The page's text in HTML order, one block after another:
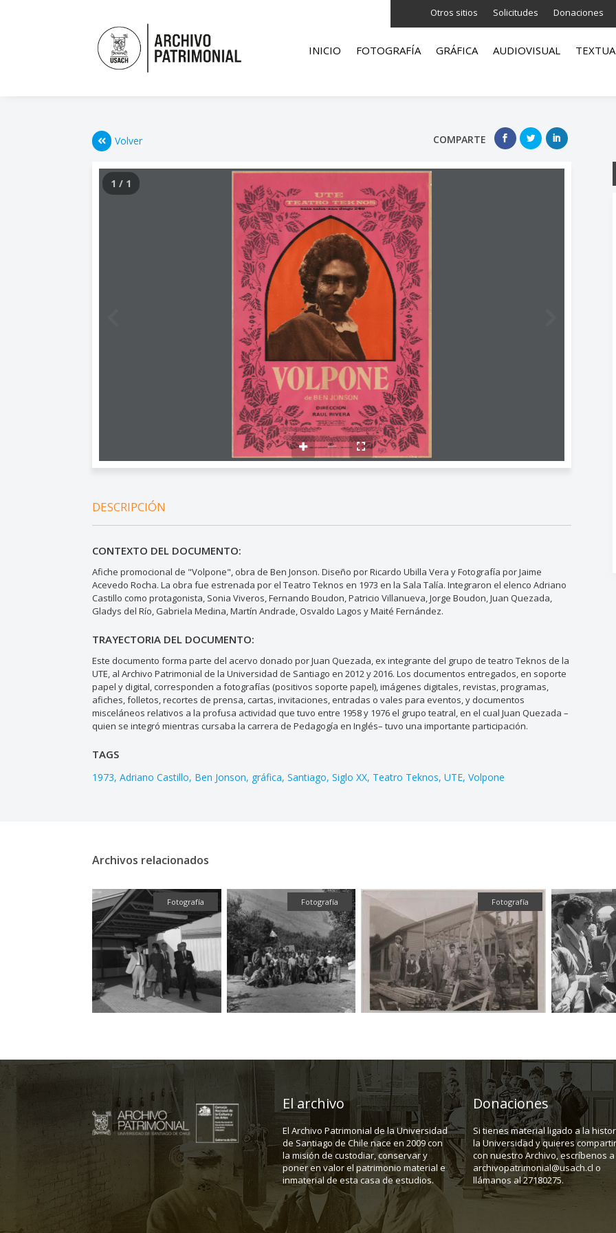
Otros sitios Solicitudes Donaciones
INICIO FOTOGRAFÍA GRÁFICA AUDIOVISUAL
Volver COMPARTE
1 / 1
DESCRIPCIÓN
CONTEXTO DEL DOCUMENTO:
Afiche promocional de "Volpone", obra de Ben Jonson. Diseño por Ricardo Ubilla Vera y Fotografía por Jaime
Acevedo Rocha. La obra fue estrenada por el Teatro Teknos en 1973 en la Sala Talía. Integraron el elenco Adriano
Castillo como protagonista, Sonia Viveros, Fernando Boudon, Patricio Villanueva, Jorge Boudon, Juan Quezada,
Gladys del Río, Gabriela Medina, Martín Andrade, Osvaldo Lagos y Maité Fernández.
TRAYECTORIA DEL DOCUMENTO:
Este documento forma parte del acervo donado por Juan Quezada, ex integrante del grupo de teatro Teknos de la
UTE, al Archivo Patrimonial de la Universidad de Santiago en 2012 y 2016. Los documentos entregados, en soporte
papel y digital, corresponden a fotografías (positivos soporte papel), imágenes digitales, revistas, programas,
afiches, folletos, recortes de prensa, cartas, invitaciones, entradas o vales para eventos, y documentos
misceláneos relativos a la profusa actividad que tuvo entre 1958 y 1976 el grupo teatral, en el cual Juan Quezada –
quien se integró mientras cursaba la carrera de Pedagogía en Inglés– tuvo una importante participación.
TAGS
1973 Adriano Castillo Ben Jonson gráfica Santiago Siglo XX Teatro Teknos UTE Volpone
Archivos relacionados
Fotografía Fotografía Fotografía
El archivo
El Archivo Patrimonial de la Universidad
de Santiago de Chile nace en 2009 con
la misión de custodiar, conservar y
poner en valor el patrimonio material e
inmaterial de esta casa de estudios.
Donaciones
Si tienes material ligado a la
la Universidad y quieres
con nuestro Archivo, escríbenos a
archivopatrimonial@usach.cl o
llámanos al 27180275.